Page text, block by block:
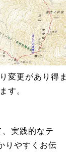
変更があり得ま
す。
、実践的なテ
りやすくお伝